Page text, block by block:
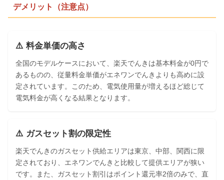
デメリット（注意点）
⚠️ 料金単価の高さ
全国のモデルケースにおいて、楽天でんきは基本料金が0円で
あるものの、従量料金単価がエネワンでんきよりも高めに設
定されています。このため、電気使用量が増えるほど総じて
電気料金が高くなる結果となります。
⚠️ ガスセット割の限定性
楽天でんきのガスセット供給エリアは東京、中部、関西に限
定されており、エネワンでんきと比較して提供エリアが狭い
です。また、ガスセット割引はポイント還元率2倍のみで、直